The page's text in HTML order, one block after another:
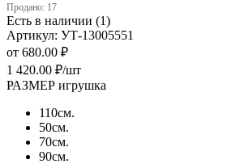
Продано: 17
Есть в наличии (1)
Артикул: УТ-13005551
от 680.00 ₽
1 420.00 ₽/шт
РАЗМЕР игрушка
110см.
50см.
70см.
90см.